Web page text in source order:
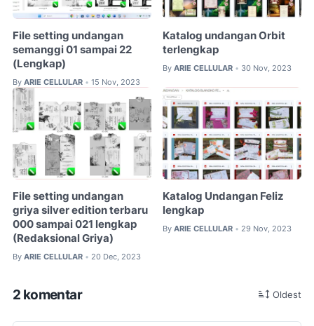
File setting undangan
semanggi 01 sampai 22
(Lengkap)
By ARIE CELLULAR • 15 Nov, 2023
Katalog undangan Orbit
terlengkap
By ARIE CELLULAR • 30 Nov, 2023
File setting undangan
griya silver edition terbaru
000 sampai 021 lengkap
(Redaksional Griya)
By ARIE CELLULAR • 20 Dec, 2023
Katalog Undangan Feliz
lengkap
By ARIE CELLULAR • 29 Nov, 2023
2 komentar Oldest